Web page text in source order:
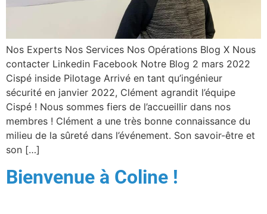
Nos Experts Nos Services Nos Opérations Blog X Nous
contacter Linkedin Facebook Notre Blog 2 mars 2022
Cispé inside Pilotage Arrivé en tant qu’ingénieur
sécurité en janvier 2022, Clément agrandit l’équipe
Cispé ! Nous sommes fiers de l’accueillir dans nos
membres ! Clément a une très bonne connaissance du
milieu de la sûreté dans l’événement. Son savoir-être et
son […]
Bienvenue à Coline !